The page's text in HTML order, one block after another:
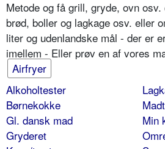
Metode og få grill, gryde, ovn
brød, boller og lagkage osv. eller
liter og udenlandske mål - der er
imellem - Eller prøv en af vores
Airfryer
Alkoholtester
Børnekokke
Gl. dansk mad
Gryderet
Min